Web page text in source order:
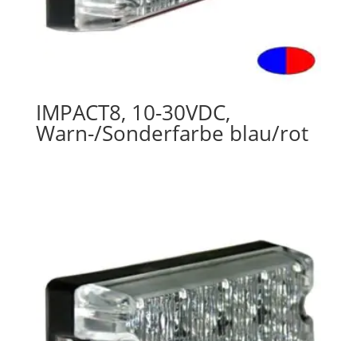
IMPACT8, 10-30VDC,
Warn-/Sonderfarbe blau/rot